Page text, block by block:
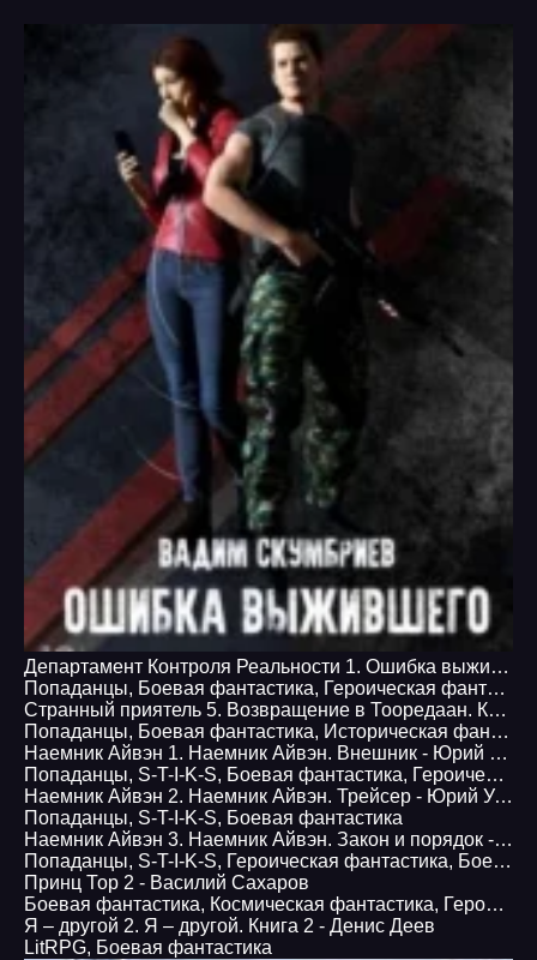
Департамент Контроля Реальности 1. Ошибка выжившего - Вадим Скумбриев
Попаданцы, Боевая фантастика, Героическая фантастика
Странный приятель 5. Возвращение в Тооредаан. Книга 2 - Егор Чекрыгин
Попаданцы, Боевая фантастика, Историческая фантастика
Наемник Айвэн 1. Наемник Айвэн. Внешник - Юрий Уленгов
Попаданцы, S-T-I-K-S, Боевая фантастика, Героическая фантастика
Наемник Айвэн 2. Наемник Айвэн. Трейсер - Юрий Уленгов
Попаданцы, S-T-I-K-S, Боевая фантастика
Наемник Айвэн 3. Наемник Айвэн. Закон и порядок - Юрий Уленгов Наиль Выборнов
Попаданцы, S-T-I-K-S, Героическая фантастика, Боевая фантастика
Принц Тор 2 - Василий Сахаров
Боевая фантастика, Космическая фантастика, Героическая фантастика
Я – другой 2. Я – другой. Книга 2 - Денис Деев
LitRPG, Боевая фантастика